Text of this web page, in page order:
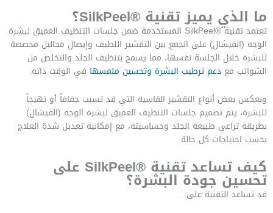
ما الذي يميز تقنية ®SilkPeel؟
تعتمد تقنية ®SilkPeel المستخدمة ضمن جلسات التنظيف العميق لبشرة
الوجه (الفيشال) على الجمع بين التقشير اللطيف وإيصال محاليل مخصصة
للبشرة خلال الجلسة نفسها، مما يسمح بتنظيف الجلد والتخلص من
الشوائب مع دعم ترطيب البشرة وتحسين ملمسها في الوقت ذاته.
وبعكس بعض أنواع التقشير القاسية التي قد تسبب جفافاً أو تهيجاً
للبشرة، يتم تصميم جلسات التنظيف العميق لبشرة الوجه (الفيشال)
بطريقة تراعي طبيعة الجلد وحساسيته، مع إمكانية تعديل شدة العلاج
بحسب احتياجات كل حالة.
كيف تساعد تقنية ®SilkPeel على
تحسين جودة البشرة؟
قد تساعد التقنية على: